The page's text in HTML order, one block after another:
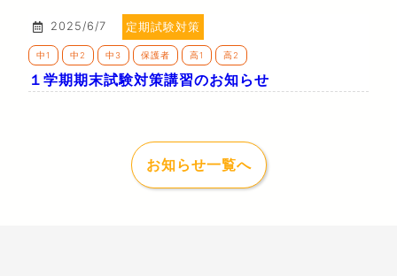
2025/6/7 定期試験対策
中1 中2 中3 保護者 高1 高2
１学期期末試験対策講習のお知らせ
お知らせ一覧へ